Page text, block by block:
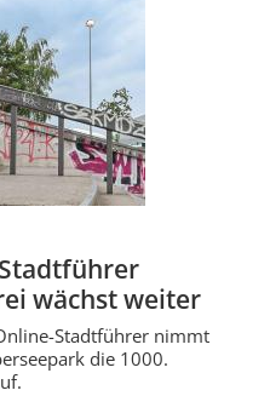
wächst weiter
Stadtführer nimmt
die 1000.